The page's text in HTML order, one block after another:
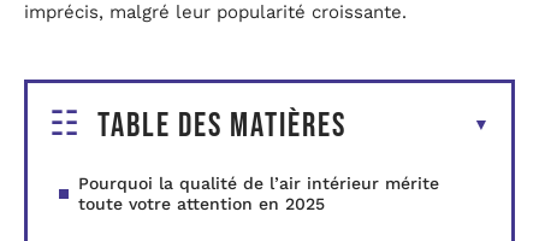
imprécis, malgré leur popularité croissante.
Table des matières
Pourquoi la qualité de l’air intérieur mérite
toute votre attention en 2025